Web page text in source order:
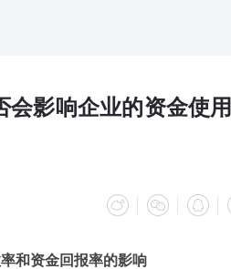
影响企业的资金使
和资金回报率的影响